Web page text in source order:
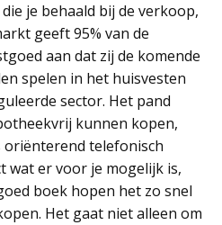
je behaald bij de verkoop,
geeft 95% van de
aan dat zij de komende
spelen in het huisvesten
sector. Het pand
kunnen kopen,
oriënterend telefonisch
wat er voor je mogelijk is,
boek hopen het zo snel
Het gaat niet alleen om